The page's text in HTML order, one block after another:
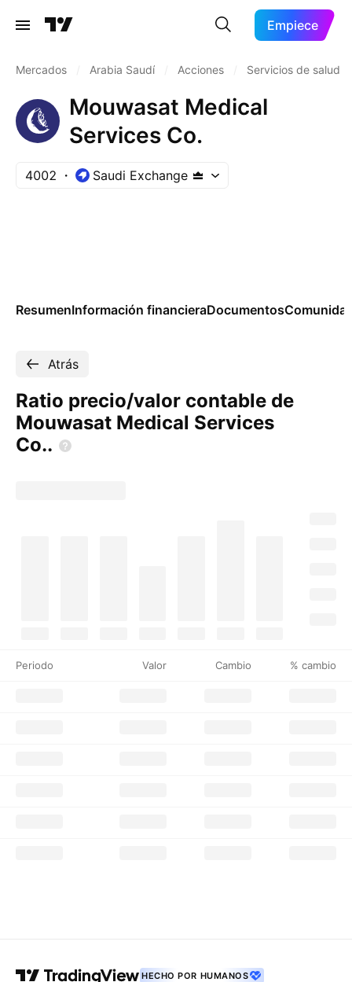
Empiece
Mercados Arabia Saudí Acciones Servicios de salud
Mouwasat Medical
Services Co.
4002 Saudi Exchange
ResumenInformación financieraDocumentos
Atrás
Ratio precio/valor contable de
Mouwasat Medical Services
Co..
Periodo Valor Cambio % cambio
HECHO POR HUMANOS